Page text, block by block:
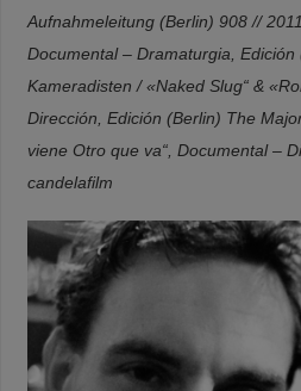
Aufnahmeleitung (Berlin) 908 //
Documental – Dramaturgia, Edición
Kameradisten / «Naked Slug“ &
Dirección, Edición (Berlin) The
viene Otro que va“, Documental –
candelafilm